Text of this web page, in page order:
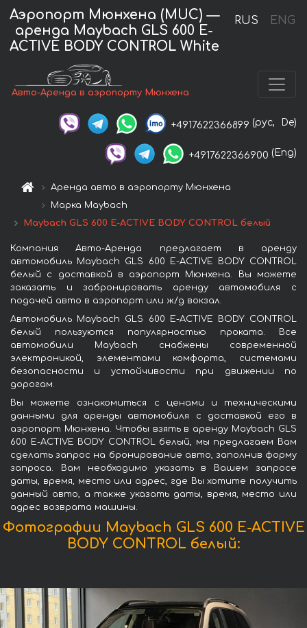
RUS ENG
Аэропорт Мюнхена (MUC) —
аренда Maybach GLS 600 E-
ACTIVE BODY CONTROL White
Авто-Аренда в аэропорту Мюнхена
+4917622366899 (рус, De)
+4917622366900 (Eng)
Аренда авто в аэропорту Мюнхена
Марка Maybach
Maybach GLS 600 E-ACTIVE BODY CONTROL белый
Компания Авто-Аренда предлагает в аренду
автомобиль Maybach GLS 600 E-ACTIVE BODY CONTROL
белый с доставкой в аэропорт Мюнхена. Вы можете
заказать и забронировать аренду автомобиля с
подачей авто в аэропорт или ж/д вокзал.
Автомобиль Maybach GLS 600 E-ACTIVE BODY CONTROL
белый пользуются популярностью проката. Все
автомобили Maybach снабжены современной
электроникой, элементами комфорта, системами
безопасности и устойчивости при движении по
дорогам.
Вы можете ознакомиться с ценами и техническими
данными для аренды автомобиля с доставкой его в
аэропорт Мюнхена. Чтобы взять в аренду Maybach GLS
600 E-ACTIVE BODY CONTROL белый, мы предлагаем Вам
сделать запрос на бронирование авто, заполнив форму
запроса. Вам необходимо указать в Вашем запросе
даты, время, место или адрес, где Вы хотите получить
данный авто, а также указать даты, время, место или
адрес возврата машины.
Фотографии Maybach GLS 600 E-ACTIVE
BODY CONTROL белый: